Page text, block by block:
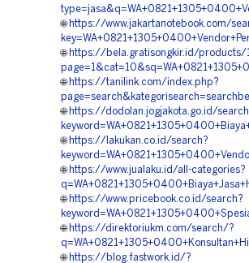
🌐 https://www.jakartanotebook.com/
🌐 https://bela.gratisongkir.id/products/
🌐 https://tanilink.com/index.php?
🌐 https://dodolan.jogjakota.go.id/
🌐 https://lakukan.co.id/search?
🌐 https://www.jualaku.id/all-categories?
🌐 https://www.pricebook.co.id/search?
🌐 https://direktoriukm.com/search/?
🌐 https://blog.fastwork.id/?